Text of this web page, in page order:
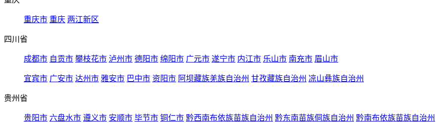
重庆市 重庆 两江新区
四川省
成都市 自贡市 攀枝花市 泸州市 德阳市 绵阳市 广元市 遂宁市 内江市 乐山市 南充市 眉山市
宜宾市 广安市 达州市 雅安市 巴中市 资阳市 阿坝藏族羌族自治州 甘孜藏族自治州 凉山彝族自治州
贵州省
贵阳市 六盘水市 遵义市 安顺市 毕节市 铜仁市 黔西南布依族苗族自治州 黔东南苗族侗族自治州 黔南布依族苗族自治州